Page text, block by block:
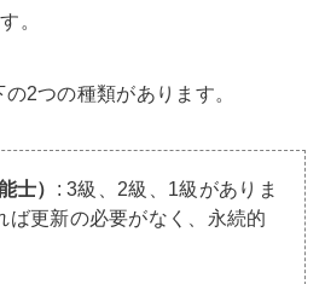
。
2つの種類があります。
士） : 3級、2級、1級がありま
ば更新の必要がなく、永続的